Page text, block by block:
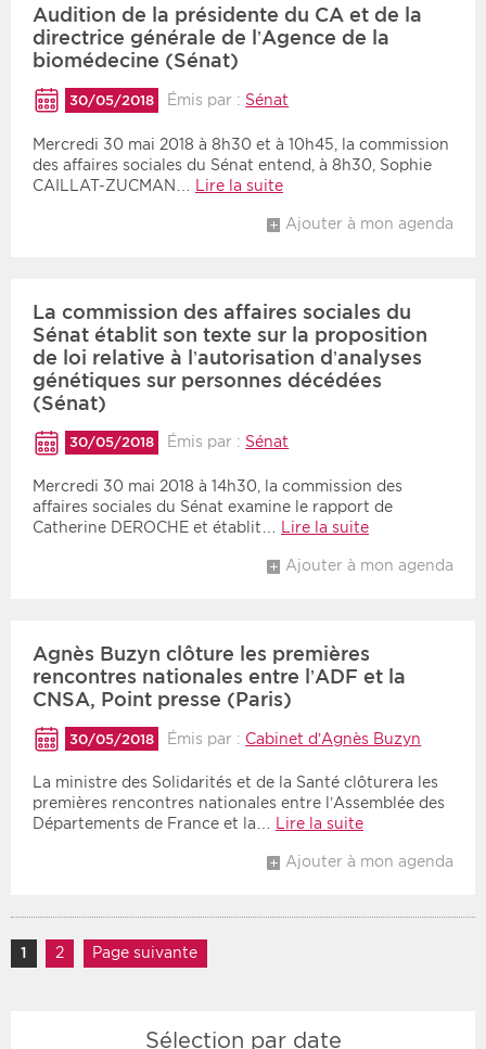
Audition de la présidente du CA et de la
directrice générale de l’Agence de la
biomédecine (Sénat)
30/05/2018 Émis par : Sénat
Mercredi 30 mai 2018 à 8h30 et à 10h45, la commission
des affaires sociales du Sénat entend, à 8h30, Sophie
CAILLAT-ZUCMAN…
Lire la suite
Ajouter à mon agenda
La commission des affaires sociales du
Sénat établit son texte sur la proposition
de loi relative à l’autorisation d’analyses
génétiques sur personnes décédées
(Sénat)
30/05/2018 Émis par : Sénat
Mercredi 30 mai 2018 à 14h30, la commission des
affaires sociales du Sénat examine le rapport de
Catherine DEROCHE et établit…
Lire la suite
Ajouter à mon agenda
Agnès Buzyn clôture les premières
rencontres nationales entre l’ADF et la
CNSA, Point presse (Paris)
30/05/2018 Émis par : Cabinet d’Agnès Buzyn
La ministre des Solidarités et de la Santé clôturera les
premières rencontres nationales entre l’Assemblée des
Départements de France et la…
Lire la suite
Ajouter à mon agenda
Navigation des articles
Page
1 Page
2 Page suivante
Sélection par date